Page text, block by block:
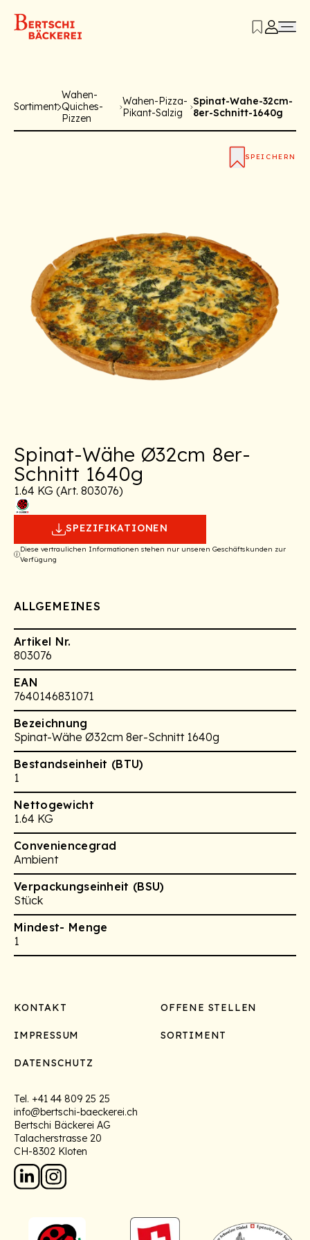
Sortiment
Wahen-
Quiches-
Pizzen
Wahen-Pizza-
Pikant-Salzig
Spinat-Wahe-32cm-
8er-Schnitt-1640g
SPEICHERN
Spinat-Wähe Ø32cm 8er-
Schnitt 1640g
1.64 KG (Art. 803076)
SPEZIFIKATIONEN
Diese vertraulichen Informationen stehen nur unseren Geschäftskunden zur
Verfügung
ALLGEMEINES
Artikel Nr.
803076
EAN
7640146831071
Bezeichnung
Spinat-Wähe Ø32cm 8er-Schnitt 1640g
Bestandseinheit (BTU)
1
Nettogewicht
1.64 KG
Conveniencegrad
Ambient
Verpackungseinheit (BSU)
Stück
Mindest- Menge
1
Footer
KONTAKT OFFENE STELLEN
IMPRESSUM SORTIMENT
DATENSCHUTZ
Tel. +41 44 809 25 25
info@bertschi-baeckerei.ch
Bertschi Bäckerei AG
Talacherstrasse 20
CH-8302 Kloten